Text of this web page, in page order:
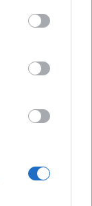
30
P
33